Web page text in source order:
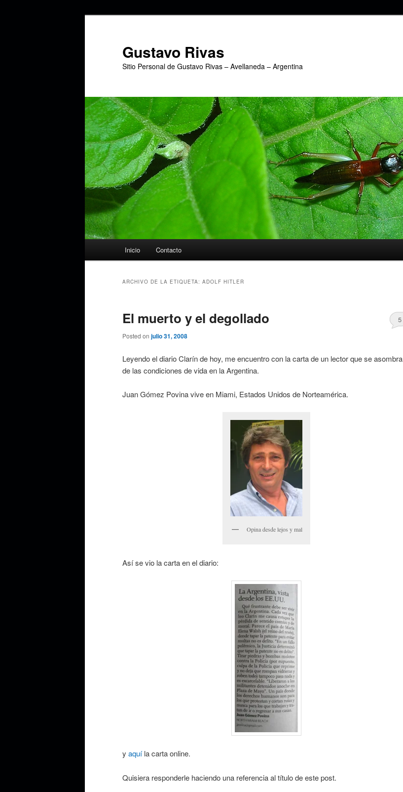
Gustavo Rivas
Sitio Personal de Gustavo Rivas – Avellaneda – Argentina
Inicio Contacto
ARCHIVO DE LA ETIQUETA: ADOLF HITLER
El muerto y el degollado
Posted on julio 31, 2008
5
Leyendo el diario Clarín de hoy, me encuentro con la carta de un lector que se asombra
de las condiciones de vida en la Argentina.
Juan Gómez Povina vive en Miami, Estados Unidos de Norteamérica.
Opina desde lejos y mal
Así se vio la carta en el diario:
y aquíla carta online.
Quisiera responderle haciendo una referencia al título de este post.